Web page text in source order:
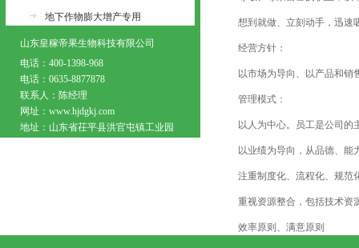
地下作物膨大增产专用
山东皇稼帝果生物科技有限公司
电话：400-1398-968
电话：0635-8877878
联系人：陈经理
网址：www.hjdgkj.com
地址：山东省茌平县洪官屯镇工业园
想到就做、立刻动手，迅速
经营方针：
以市场为导向、以产品和销售
管理模式：
以人为中心。员工是公司的主
以业绩为导向，从品德、能
注重制度化、流程化、规范
重视资源整合，包括技术资
效率原则、满意原则